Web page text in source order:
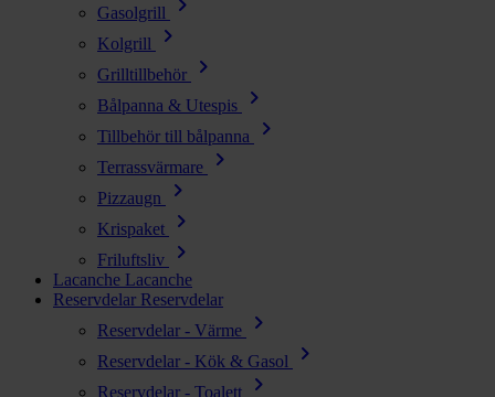
Gasolgrill
Kolgrill chevron_right
Grilltillbehör chevron_right
Bålpanna & Utespis chevron_right
Tillbehör till bålpanna chevron_right
Terrassvärmare chevron_right
Pizzaugn chevron_right
Krispaket chevron_right
Friluftsliv chevron_right
Lacanche Lacanche
Reservdelar Reservdelar
Reservdelar - Värme
chevron_right
Reservdelar - Kök & Gasol chevron_right
Reservdelar - Toalett chevron_right